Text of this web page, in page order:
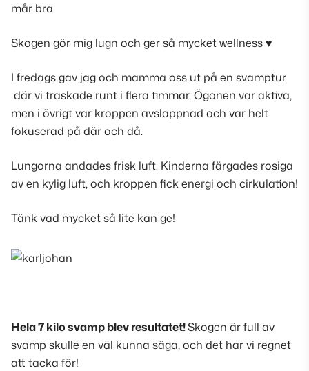
mår bra.
Skogen gör mig lugn och ger så mycket wellness♥
I fredags gav jag och mamma oss ut på en svamptur
där vi traskade runt i flera timmar. Ögonen var aktiva,
men i övrigt var kroppen avslappnad och var helt
fokuserad på där och då.
Lungorna andades frisk luft. Kinderna färgades rosiga
av en kylig luft, och kroppen fick energi och cirkulation!
Tänk vad mycket så lite kan ge!
Hela 7 kilo svamp blev resultatet!Skogen är full av
svamp skulle en väl kunna säga, och det har vi regnet
att tacka för!